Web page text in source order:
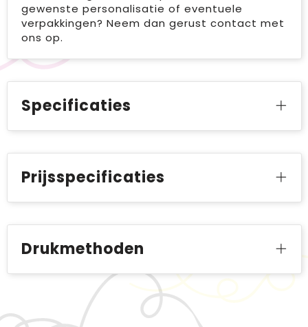
gewenste personalisatie of eventuele
verpakkingen? Neem dan gerust contact met
ons op.
Specificaties
Prijsspecificaties
Drukmethoden